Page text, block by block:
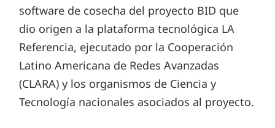
software de cosecha del proyecto BID que
dio origen a la plataforma tecnológica LA
Referencia, ejecutado por la Cooperación
Latino Americana de Redes Avanzadas
(CLARA) y los organismos de Ciencia y
Tecnología nacionales asociados al proyecto.